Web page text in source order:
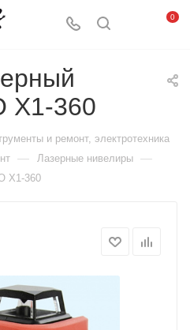
0
X1-360
и ремонт, электротехника
— Лазерные нивелиры —
X1-360